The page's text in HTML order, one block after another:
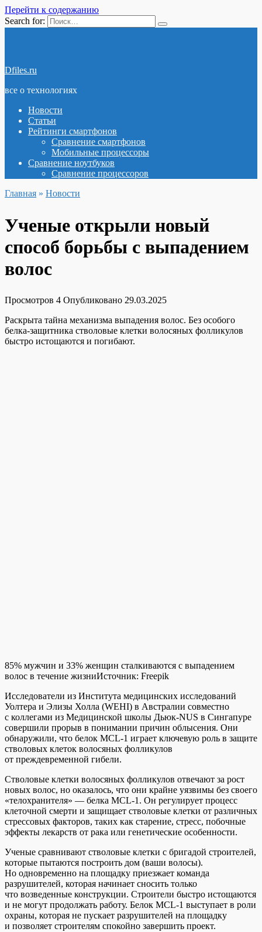
Перейти к содержанию
Search for:
Dfiles.ru
все о технологиях
Новости
Статьи
Рейтинги смартфонов
Сравнение смартфонов
Мобильные процессоры
Сравнение ноутбуков
Сравнение процессоров
Главная » Новости
Ученые открыли новый
способ борьбы с выпадением
волос
Просмотров 4 Опубликовано 29.03.2025
Раскрыта тайна механизма выпадения волос. Без особого
белка-защитника стволовые клетки волосяных фолликулов
быстро истощаются и погибают.
85% мужчин и 33% женщин сталкиваются с выпадением
волос в течение жизниИсточник: Freepik
Исследователи из Института медицинских исследований
Уолтера и Элизы Холла (WEHI) в Австралии совместно
с коллегами из Медицинской школы Дьюк-NUS в Сингапуре
совершили прорыв в понимании причин облысения. Они
обнаружили, что белок MCL-1 играет ключевую роль в защите
стволовых клеток волосяных фолликулов
от преждевременной гибели.
Стволовые клетки волосяных фолликулов отвечают за рост
новых волос, но оказалось, что они крайне уязвимы без своего
«телохранителя» — белка MCL-1. Он регулирует процесс
клеточной смерти и защищает стволовые клетки от различных
стрессовых факторов, таких как старение, стресс, побочные
эффекты лекарств от рака или генетические особенности.
Ученые сравнивают стволовые клетки с бригадой строителей,
которые пытаются построить дом (ваши волосы).
Но одновременно на площадку приезжает команда
разрушителей, которая начинает сносить только
что возведенные конструкции. Строители быстро истощаются
и не могут продолжать работу. Белок MCL-1 выступает в роли
охраны, которая не пускает разрушителей на площадку
и позволяет строителям спокойно завершить проект.